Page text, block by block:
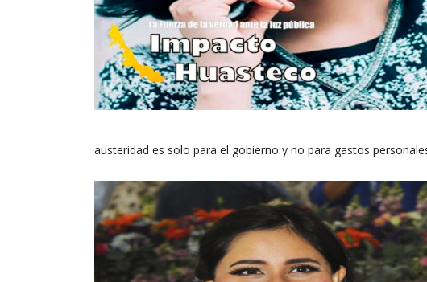
austeridad es solo para el gobierno y no para gastos